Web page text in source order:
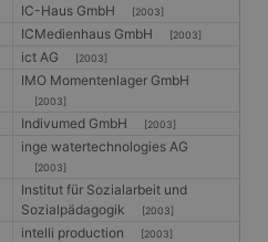
IC-Haus GmbH [2003]
ICMedienhaus GmbH [2003]
ict AG [2003]
IMO Momentenlager GmbH
[2003]
Indivumed GmbH [2003]
inge watertechnologies AG
[2003]
Institut für Sozialarbeit und
Sozialpädagogik
[2003]
intelli production [2003]